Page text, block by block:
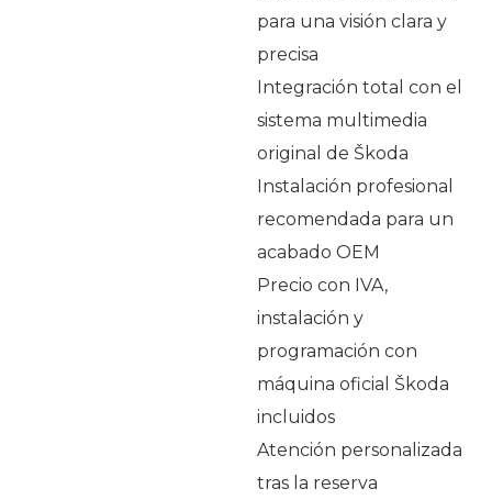
para una visión clara y
precisa
Integración total con el
sistema multimedia
original de Škoda
Instalación profesional
recomendada para un
acabado OEM
Precio con IVA,
instalación y
programación con
máquina oficial Škoda
incluidos
Atención personalizada
tras la reserva